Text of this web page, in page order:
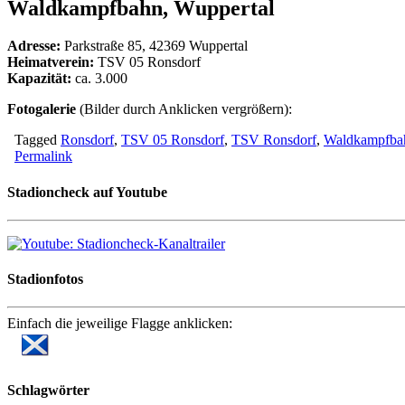
Waldkampfbahn, Wuppertal
Adresse: Parkstraße 85, 42369 Wuppertal
Heimatverein: TSV 05 Ronsdorf
Kapazität: ca. 3.000
Fotogalerie (Bilder durch Anklicken vergrößern):
Tagged Ronsdorf, TSV 05 Ronsdorf, TSV Ronsdorf,
Permalink
Stadioncheck auf Youtube
Stadionfotos
Einfach die jeweilige Flagge anklicken:
Schlagwörter